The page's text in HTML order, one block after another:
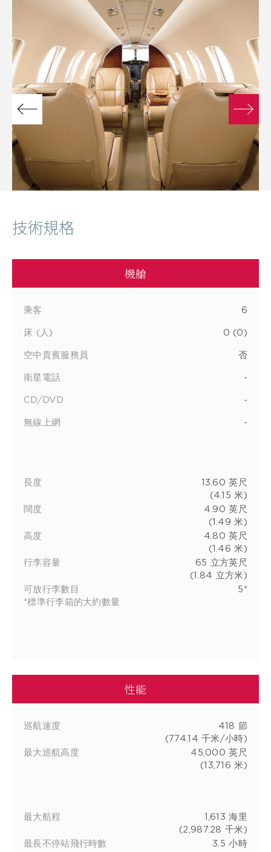
技術規格
機艙
乘客 6
床 (人) 0 (0)
空中貴賓服務員 否
衛星電話 -
CD/DVD -
無線上網 -
長度
13.60 英尺
(4.15 米)
闊度
4.90 英尺
(1.49 米)
高度
4.80 英尺
(1.46 米)
行李容量
65 立方英尺
(1.84 立方米)
可放行李數目
*標準行李箱的大約數量
5*
性能
巡航速度
418 節
(774.14 千米/小時)
最大巡航高度
45,000 英尺
(13,716 米)
最大航程
1,613 海里
(2,987.28 千米)
最長不停站飛行時數
3.5 小時